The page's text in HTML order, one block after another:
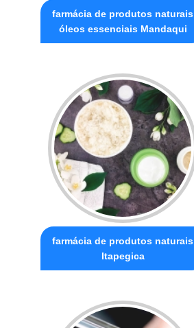
farmácia de produtos naturais
óleos essenciais Mandaqui
farmácia de produtos naturais
Itapegica